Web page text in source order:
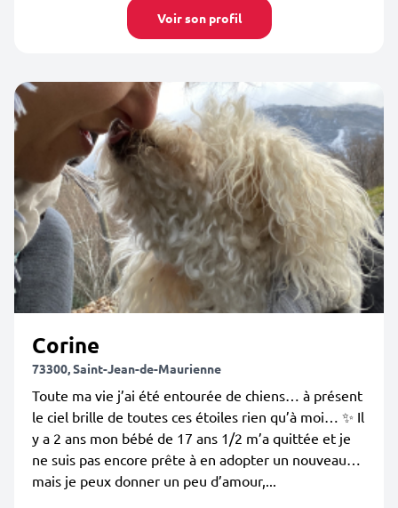
Voir son profil
Corine
73300, Saint-Jean-de-Maurienne
Toute ma vie j’ai été entourée de chiens… à présent
le ciel brille de toutes ces étoiles rien qu’à moi… ✨ Il
y a 2 ans mon bébé de 17 ans 1/2 m’a quittée et je
ne suis pas encore prête à en adopter un nouveau…
mais je peux donner un peu d’amour,...